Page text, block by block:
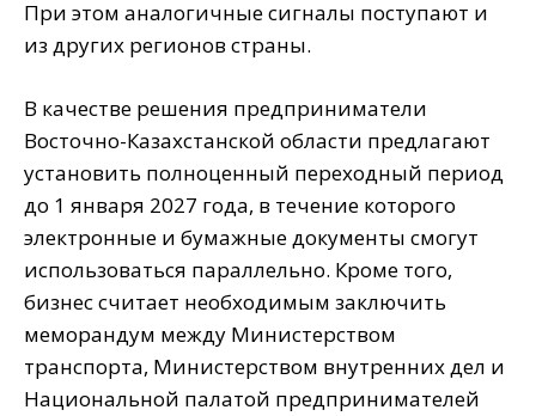
При этом аналогичные сигналы поступают и
из других регионов страны.
В качестве решения предприниматели
Восточно-Казахстанской области предлагают
установить полноценный переходный период
до 1 января 2027 года, в течение которого
электронные и бумажные документы смогут
использоваться параллельно. Кроме того,
бизнес считает необходимым заключить
меморандум между Министерством
транспорта, Министерством внутренних дел и
Национальной палатой предпринимателей